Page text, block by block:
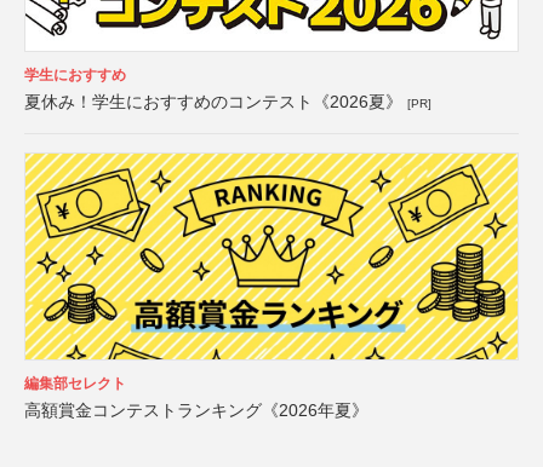
学生におすすめ
夏休み！学生におすすめのコンテスト《2026夏》 [PR]
編集部セレクト
高額賞金コンテストランキング《2026年夏》